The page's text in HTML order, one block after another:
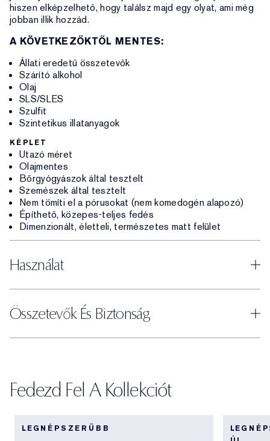
hiszen elképzelhető, hogy találsz majd egy olyat, ami még
jobban illik hozzád.
A KÖVETKEZŐKTŐL MENTES:
Állati eredetű összetevők
Szárító alkohol
Olaj
SLS/SLES
Szulfit
Szintetikus illatanyagok
KÉPLET
Utazó méret
Olajmentes
Bőrgyógyászok által tesztelt
Szemészek által tesztelt
Nem tömíti el a pórusokat (nem komedogén alapozó)
Építhető, közepes-teljes fedés
Dimenzionált, életteli, természetes matt felület
Használat
Összetevők És Biztonság
Fedezd Fel A Kollekciót
LEGNÉPSZERŰBB